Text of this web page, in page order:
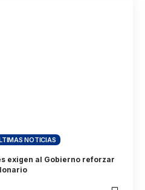
NOTICIAS
exigen al Gobierno reforzar